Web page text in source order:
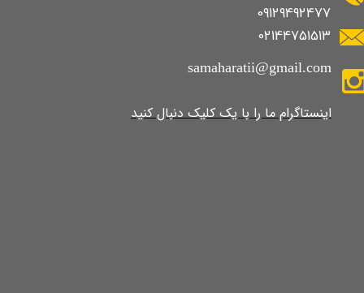
09129492477
02144751513
samaharatii@gmail.com
​​​​​​​​​اینستاگرام ما را با یک کلیک دنبال کنید